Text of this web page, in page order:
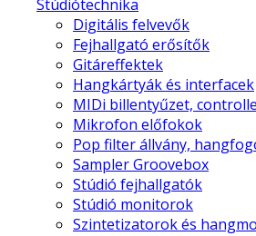
Stúdiótechnika
Digitális felvevők
Fejhallgató erősítők
Gitáreffektek
Hangkártyák és interfacek
MIDi billentyűzet,
Mikrofon előfokok
Pop filter állvány,
Sampler Groovebox
Stúdió fejhallgatók
Stúdió monitorok
Szintetizatorok és